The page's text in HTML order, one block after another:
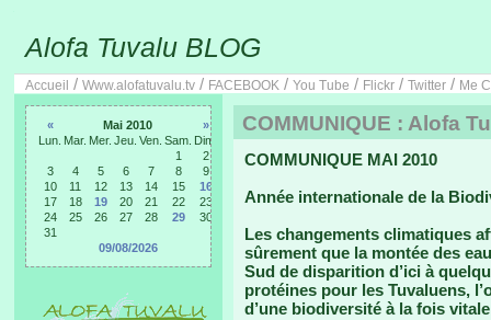
Alofa Tuvalu BLOG
Accueil / Www.alofatuvalu.tv / FACEBOOK / You Tube / Flickr / Twitter / Me
« Mai 2010
»
Lun. Mar. Mer. Jeu. Ven. Sam. Dim.
1
2
3
4 5 6 7 8
9
10
11 12 13 14 15
16
17
18 19 20 21 22
23
24
25 26 27 28 29
30
31
09/08/2026
COMMUNIQUE : Alofa
COMMUNIQUE MAI 2010
Année internationale de la
Les changements climatiques
sûrement que la montée des
Sud de disparition d’ici à
protéines pour les Tuvaluens,
d’une biodiversité à la fois